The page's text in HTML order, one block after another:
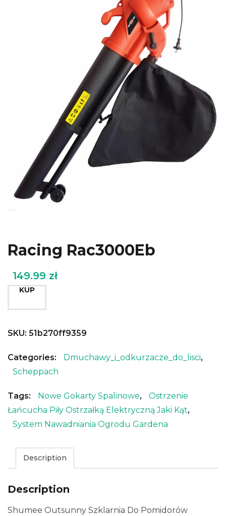
Racing Rac3000Eb
149.99 zł
KUP
SKU: 51b270ff9359
Categories: Dmuchawy_i_odkurzacze_do_lisci,
Scheppach
Tags: Nowe Gokarty Spalinowe,
Ostrzenie
Łańcucha Piły Ostrzałką Elektryczną Jaki Kąt,
System Nawadniania Ogrodu Gardena
Description
Description
Shumee Outsunny Szklarnia Do Pomidorów